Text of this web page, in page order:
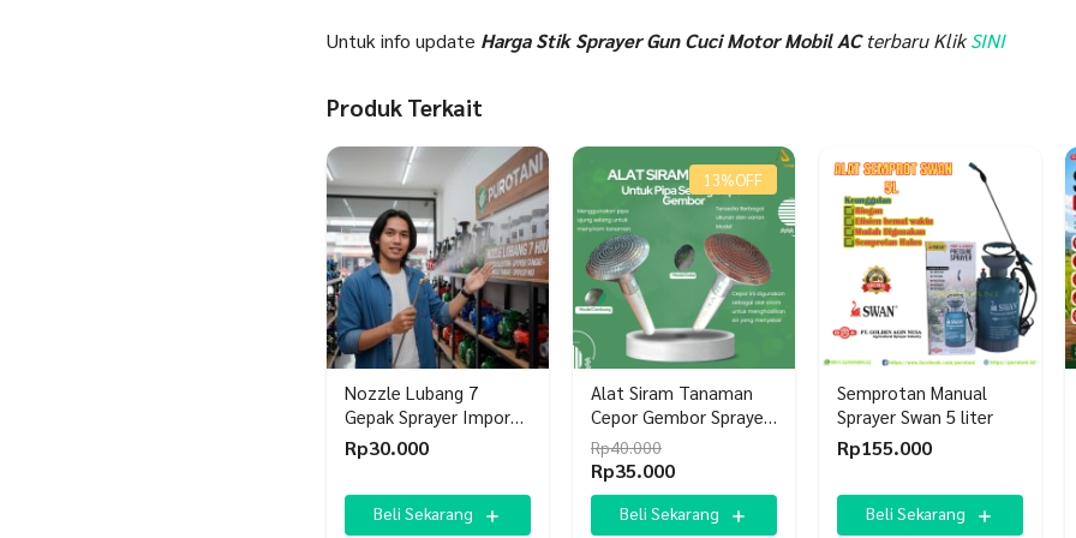
Untuk info update Harga Stik Sprayer Gun Cuci Motor Mobil ACterbaru KlikSINI
Produk Terkait
Nozzle Lubang 7
Gepak Sprayer Import
HIU Original – Kabut
Super Halus
Rp30.000
Beli Sekarang
13%OFF
Alat Siram Tanaman
Cepor Gembor Sprayer
Untuk Selang 3/4
Rp40.000
Harga
aslinya
adalah:
Rp35.000Harga
saat
ini
Beli Sekarang
Semprotan Manual
Sprayer Swan 5 liter
Rp155.000
Beli Sekarang